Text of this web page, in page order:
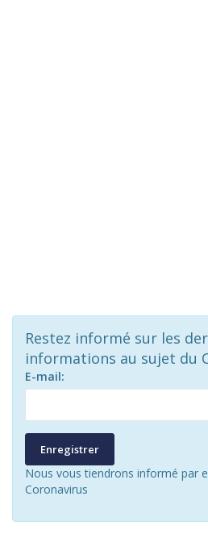
Restez informé sur les
informations au sujet du
E-mail:
Enregistrer
Nous vous tiendrons informé par
Coronavirus